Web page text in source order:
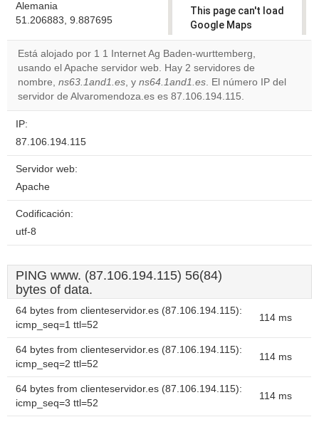
Alemania
51.206883, 9.887695
This page can't load
Google Maps
correctly.
Do you
own this
website?
OK
Está alojado por 1 1 Internet Ag Baden-wurttemberg,
usando el Apache servidor web. Hay 2 servidores de
nombre, ns63.1and1.es, y ns64.1and1.es. El número IP del
servidor de Alvaromendoza.es es 87.106.194.115.
IP:
87.106.194.115
Servidor web:
Apache
Codificación:
utf-8
PING www. (87.106.194.115) 56(84)
bytes of data.
64 bytes from clienteservidor.es (87.106.194.115):
icmp_seq=1 ttl=52
114 ms
64 bytes from clienteservidor.es (87.106.194.115):
icmp_seq=2 ttl=52
114 ms
64 bytes from clienteservidor.es (87.106.194.115):
icmp_seq=3 ttl=52
114 ms